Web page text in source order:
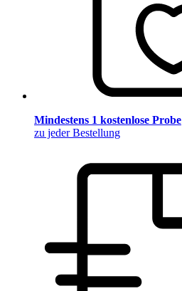
Mindestens 1 kostenlose Probe
zu jeder Bestellung